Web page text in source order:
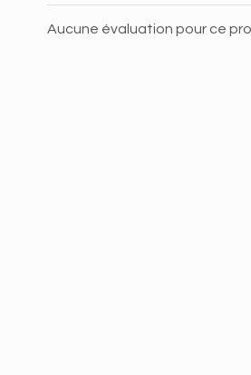
Aucune évaluation pour ce